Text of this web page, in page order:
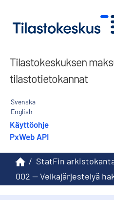
Tilastokeskuksen
tilastotietokannat
Svenska
English
Käyttöohje
PxWeb API
/ StatFin
002 -- Velkajärjestelyä